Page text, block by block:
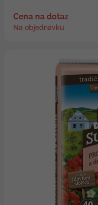
Cena na dotaz
Na objednávku